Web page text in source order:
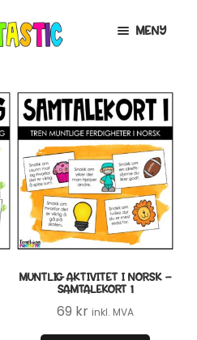
MENY
UNDERMENY
UTVID
UNDERMENY
UTVID
UNDERMENY
UTVID
MUNTLIG AKTIVITET I NORSK –
SAMTALEKORT 1
69 kr inkl. MVA